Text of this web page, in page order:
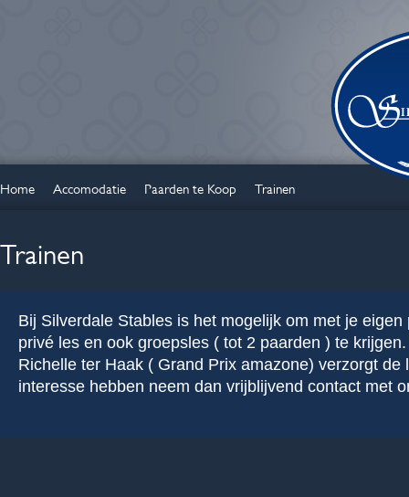
Home Accomodatie Paarden te Koop Trainen
Trainen
Bij Silverdale Stables is het mogelijk om met je eigen
privé les en ook groepsles ( tot 2 paarden ) te krijgen.
Richelle ter Haak ( Grand Prix amazone) verzorgt de
interesse hebben neem dan vrijblijvend contact met